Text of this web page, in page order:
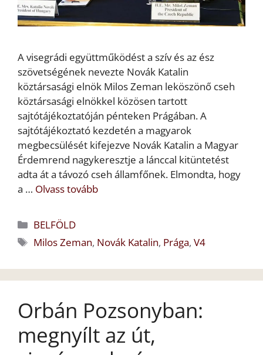
A visegrádi együttműködést a szív és az ész
szövetségének nevezte Novák Katalin
köztársasági elnök Milos Zeman leköszönő cseh
köztársasági elnökkel közösen tartott
sajtótájékoztatóján pénteken Prágában. A
sajtótájékoztató kezdetén a magyarok
megbecsülését kifejezve Novák Katalin a Magyar
Érdemrend nagykeresztje a lánccal kitüntetést
adta át a távozó cseh államfőnek. Elmondta, hogy
a … Olvass tovább
Kategória
BELFÖLD
Címkék
Milos Zeman, Novák Katalin, Prága,V4
Orbán Pozsonyban:
megnyílt az út,